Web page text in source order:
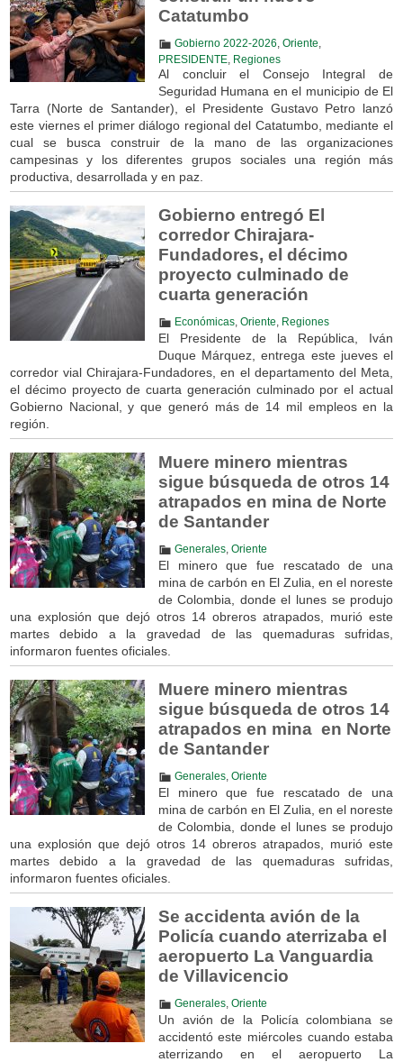
Catatumbo
Gobierno 2022-2026 Oriente
PRESIDENTE, Regiones
Al concluir el Consejo Integral de
Seguridad Humana en el municipio de El
Tarra (Norte de Santander), el Presidente Gustavo Petro lanzó
este viernes el primer diálogo regional del Catatumbo, mediante el
cual se busca construir de la mano de las organizaciones
campesinas y los diferentes grupos sociales una región más
productiva, desarrollada y en paz.
Gobierno entregó El
corredor Chirajara-
Fundadores, el décimo
proyecto culminado de
cuarta generación
Económicas, Oriente Regiones
El Presidente de la República, Iván
Duque Márquez, entrega este jueves el
corredor vial Chirajara-Fundadores, en el departamento del Meta,
el décimo proyecto de cuarta generación culminado por el actual
Gobierno Nacional, y que generó más de 14 mil empleos en la
región.
Muere minero mientras
sigue búsqueda de otros 14
atrapados en mina de Norte
de Santander
Generales, Oriente
El minero que fue rescatado de una
mina de carbón en El Zulia, en el noreste
de Colombia, donde el lunes se produjo
una explosión que dejó otros 14 obreros atrapados, murió este
martes debido a la gravedad de las quemaduras sufridas,
informaron fuentes oficiales.
Muere minero mientras
sigue búsqueda de otros 14
atrapados en mina en Norte
de Santander
Generales, Oriente
El minero que fue rescatado de una
mina de carbón en El Zulia, en el noreste
de Colombia, donde el lunes se produjo
una explosión que dejó otros 14 obreros atrapados, murió este
martes debido a la gravedad de las quemaduras sufridas,
informaron fuentes oficiales.
Se accidenta avión de la
Policía cuando aterrizaba el
aeropuerto La Vanguardia
de Villavicencio
Generales, Oriente
Un avión de la Policía colombiana se
accidentó este miércoles cuando estaba
aterrizando en el aeropuerto La